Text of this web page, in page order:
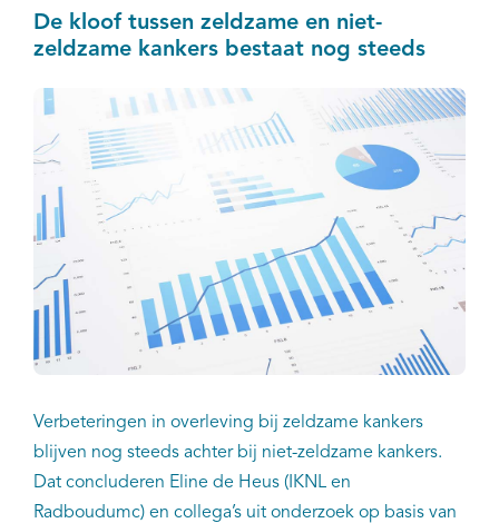
De kloof tussen zeldzame en niet-
zeldzame kankers bestaat nog steeds
Verbeteringen in overleving bij zeldzame kankers
blijven nog steeds achter bij niet-zeldzame kankers.
Dat concluderen Eline de Heus (IKNL en
Radboudumc) en collega’s uit onderzoek op basis van